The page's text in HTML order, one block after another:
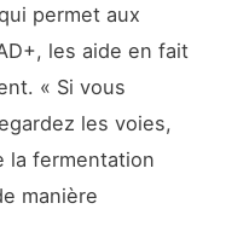
permet aux
les aide en fait
« Si vous
les voies,
la fermentation
manière